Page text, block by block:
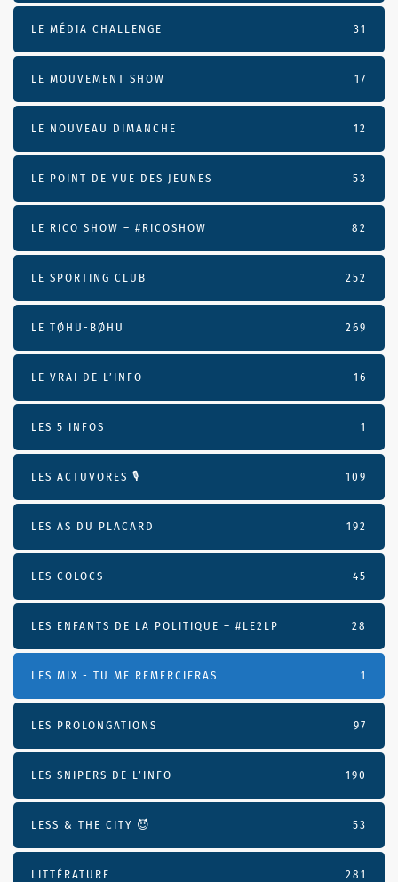
LE MÉDIA CHALLENGE 31
LE MOUVEMENT SHOW 17
LE NOUVEAU DIMANCHE 12
LE POINT DE VUE DES JEUNES 53
LE RICO SHOW – #RICOSHOW 82
LE SPORTING CLUB 252
LE TØHU-BØHU 269
LE VRAI DE L’INFO 16
LES 5 INFOS 1
LES ACTUVORES 🎙 109
LES AS DU PLACARD 192
LES COLOCS 45
LES ENFANTS DE LA POLITIQUE – #LE2LP 28
LES MIX - TU ME REMERCIERAS 1
LES PROLONGATIONS 97
LES SNIPERS DE L’INFO 190
LESS & THE CITY 😈 53
LITTÉRATURE 281